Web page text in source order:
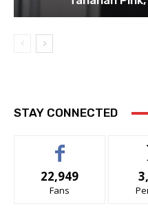
STAY CONNECTED
22,949
Fans